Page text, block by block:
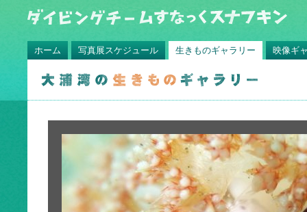
ホーム 写真展スケジュール 生きものギャラリー 映像ギ